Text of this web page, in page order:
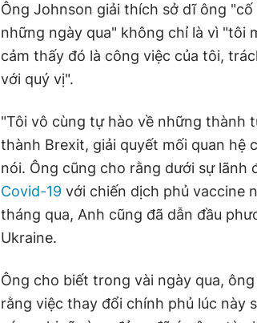
Ông Johnson giải thích sở dĩ ông
những ngày qua" không chỉ là vì "tôi
cảm thấy đó là công việc của tôi,
với quý vị".
"Tôi vô cùng tự hào về những thành
thành Brexit, giải quyết mối quan hệ
nói. Ông cũng cho rằng dưới sự lãnh
Covid-19 với chiến dịch phủ vaccine
tháng qua, Anh cũng đã dẫn đầu
Ukraine.
Ông cho biết trong vài ngày qua,
rằng việc thay đổi chính phủ lúc này